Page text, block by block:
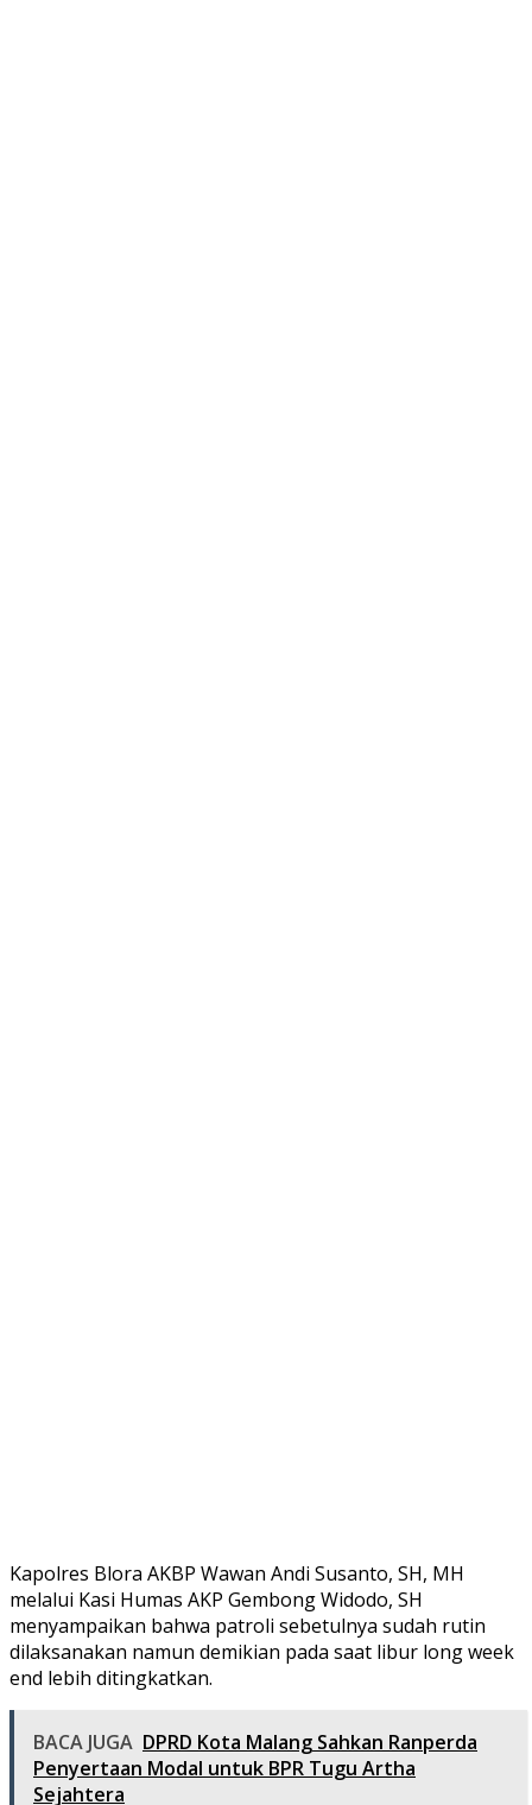
Kapolres Blora AKBP Wawan Andi Susanto, SH, MH
melalui Kasi Humas AKP Gembong Widodo, SH
menyampaikan bahwa patroli sebetulnya sudah rutin
dilaksanakan namun demikian pada saat libur long week
end lebih ditingkatkan.
BACA JUGA DPRD Kota Malang Sahkan Ranperda
Penyertaan Modal untuk BPR Tugu Artha
Sejahtera